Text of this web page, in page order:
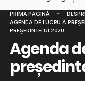
PRIMA PAGINĂ
AGENDA DE LUCRU A
PREȘEDINTELUI 2020
Agenda